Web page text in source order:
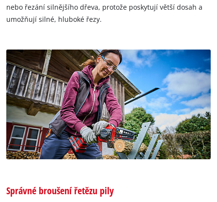
nebo řezání silnějšího dřeva, protože poskytují větší dosah a
umožňují silné, hluboké řezy.
Správné broušení řetězu pily